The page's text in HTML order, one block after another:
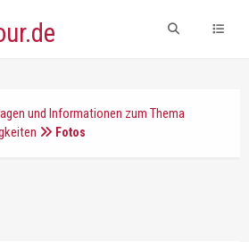
und Informationen zum Thema
Fotos